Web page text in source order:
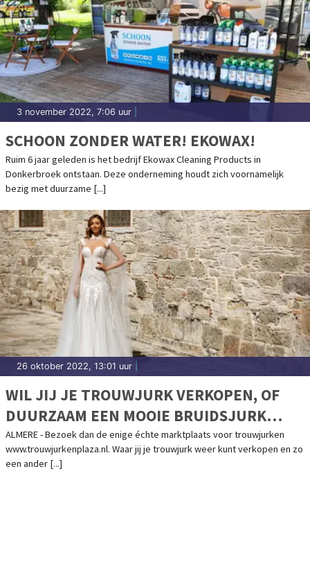
3 november 2022, 7:06 uur
SCHOON ZONDER WATER! EKOWAX!
Ruim 6 jaar geleden is het bedrijf Ekowax Cleaning Products in
Donkerbroek ontstaan. Deze onderneming houdt zich voornamelijk
bezig met duurzame [...]
26 oktober 2022, 13:01 uur
WIL JIJ JE TROUWJURK VERKOPEN, OF
DUURZAAM EEN MOOIE BRUIDSJURK
KOPEN?
ALMERE - Bezoek dan de enige échte marktplaats voor trouwjurken
www.trouwjurkenplaza.nl. Waar jij je trouwjurk weer kunt verkopen en zo
een ander [...]